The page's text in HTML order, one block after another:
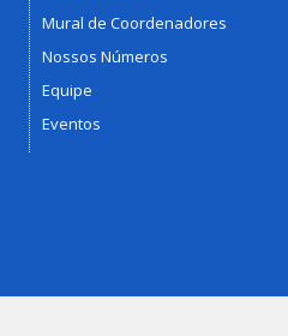
Mural de Coordenadores
Nossos Números
Equipe
Eventos